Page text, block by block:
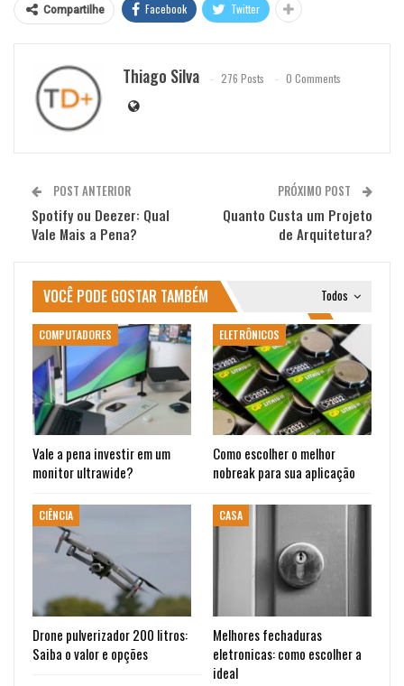
Compartilhe Facebook Twitter
Thiago Silva 276 Posts 0 Comments
POST ANTERIOR
Spotify ou Deezer: Qual
Vale Mais a Pena?
PRÓXIMO POST
Quanto Custa um Projeto
de Arquitetura?
Todos
VOCÊ PODE GOSTAR TAMBÉM
COMPUTADORES
Vale a pena investir em um
monitor ultrawide?
ELETRÔNICOS
Como escolher o melhor
nobreak para sua aplicação
CIÊNCIA
Drone pulverizador 200 litros:
Saiba o valor e opções
CASA
Melhores fechaduras
eletronicas: como escolher a
ideal